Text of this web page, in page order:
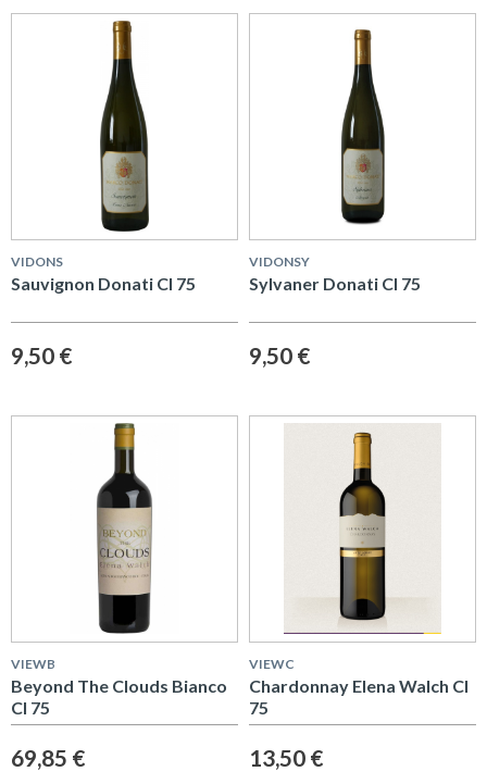
VIDONS
Sauvignon Donati Cl 75
9,50 €
VIDONSY
Sylvaner Donati Cl 75
9,50 €
VIEWB
Beyond The Clouds Bianco
Cl 75
69,85 €
VIEWC
Chardonnay Elena Walch Cl
75
13,50 €